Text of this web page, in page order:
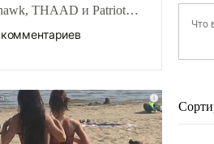
THAAD и Patriot
более трех
небольшая война с
ситуация
многолетний период
США, например,